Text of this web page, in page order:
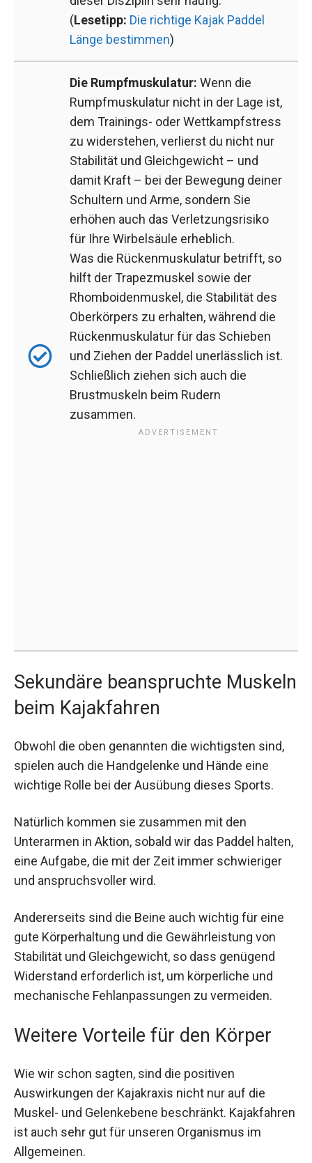
(Lesetipp: Die richtige Kajak Paddel
Länge bestimmen)
Die Rumpfmuskulatur: Wenn die
Rumpfmuskulatur nicht in der Lage ist,
dem Trainings- oder Wettkampfstress
zu widerstehen, verlierst du nicht nur
Stabilität und Gleichgewicht – und
damit Kraft – bei der Bewegung deiner
Schultern und Arme, sondern Sie
erhöhen auch das Verletzungsrisiko
für Ihre Wirbelsäule erheblich.
Was die Rückenmuskulatur betrifft, so
hilft der Trapezmuskel sowie der
Rhomboidenmuskel, die Stabilität des
Oberkörpers zu erhalten, während die
Rückenmuskulatur für das Schieben
und Ziehen der Paddel unerlässlich ist.
Schließlich ziehen sich auch die
Brustmuskeln beim Rudern
zusammen.
Sekundäre beanspruchte Muskeln
beim Kajakfahren
Obwohl die oben genannten die wichtigsten sind,
spielen auch die Handgelenke und Hände eine
wichtige Rolle bei der Ausübung dieses Sports.
Natürlich kommen sie zusammen mit den
Unterarmen in Aktion, sobald wir das Paddel halten,
eine Aufgabe, die mit der Zeit immer schwieriger
und anspruchsvoller wird.
Andererseits sind die Beine auch wichtig für eine
gute Körperhaltung und die Gewährleistung von
Stabilität und Gleichgewicht, so dass genügend
Widerstand erforderlich ist, um körperliche und
mechanische Fehlanpassungen zu vermeiden.
Weitere Vorteile für den Körper
Wie wir schon sagten, sind die positiven
Auswirkungen der Kajakraxis nicht nur auf die
Muskel- und Gelenkebene beschränkt. Kajakfahren
ist auch sehr gut für unseren Organismus im
Allgemeinen.